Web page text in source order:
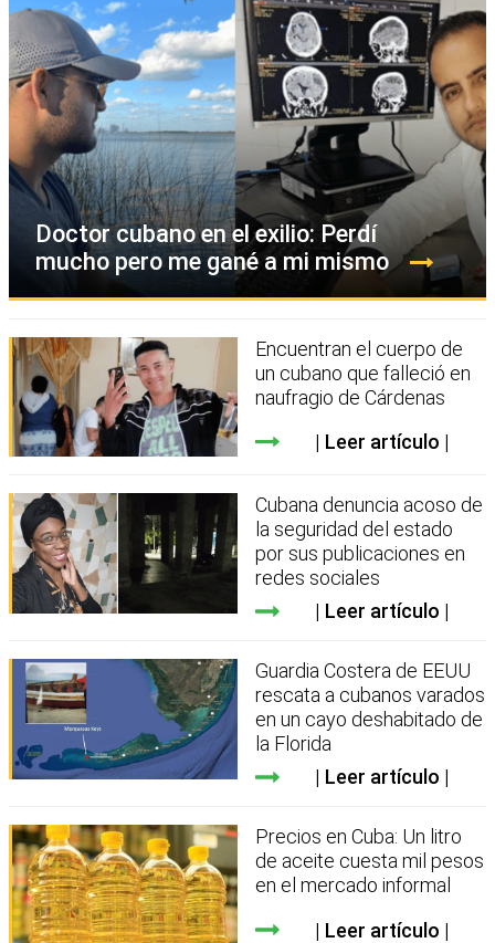
Doctor cubano en el exilio: Perdí
mucho pero me gané a mi mismo
Encuentran el cuerpo de
un cubano que falleció en
naufragio de Cárdenas
Leer artículo
Cubana denuncia acoso de
la seguridad del estado
por sus publicaciones en
redes sociales
Leer artículo
Guardia Costera de EEUU
rescata a cubanos varados
en un cayo deshabitado de
la Florida
Leer artículo
Precios en Cuba: Un litro
de aceite cuesta mil pesos
en el mercado informal
Leer artículo